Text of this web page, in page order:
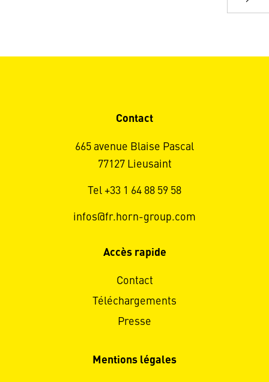
Contact
665 avenue Blaise Pascal
77127 Lieusaint
Tel +33 1 64 88 59 58
infos@fr.horn-group.com
Accès rapide
Contact
Téléchargements
Presse
Mentions légales